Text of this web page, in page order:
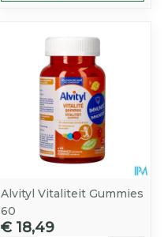
Alvityl Vitaliteit Gummies
60
€ 18,49